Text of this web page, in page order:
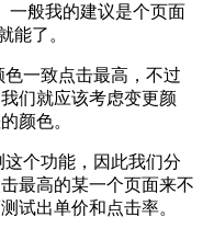
一般我的建议是个页面
能了。
一致点击最高，不过
们就应该考虑变更颜
颜色。
个功能，因此我们分
最高的某一个页面来不
试出单价和点击率。